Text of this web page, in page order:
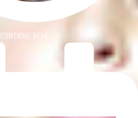
FONTAINE RÉMI